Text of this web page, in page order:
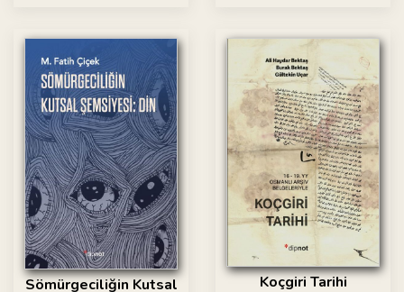
Sömürgeciliğin Kutsal
Koçgiri Tarihi